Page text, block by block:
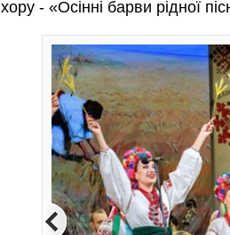
хору - «Осінні барви рідної